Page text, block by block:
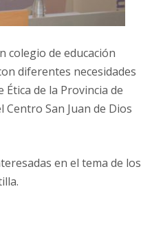
colegio de educación
diferentes necesidades
de la Provincia de
San Juan de Dios
en el tema de los